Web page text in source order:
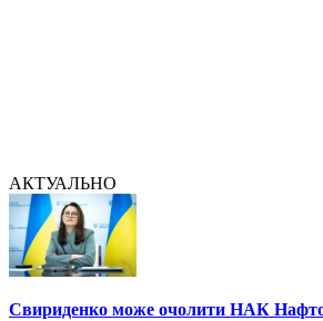
АКТУАЛЬНО
Свириденко може очолити НАК